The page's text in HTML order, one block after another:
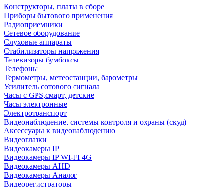
Конструкторы, платы в сборе
Приборы бытового применения
Радиоприемники
Сетевое оборудование
Слуховые аппараты
Стабилизаторы напряжения
Телевизоры.бумбоксы
Телефоны
Термометры, метеостанции, барометры
Усилитель сотового сигнала
Часы с GPS,смарт, детские
Часы электронные
Электротранспорт
Видеонаблюдение, системы контроля и охраны (скуд)
Аксессуары к видеонаблюдению
Видеоглазки
Видеокамеры IP
Видеокамеры IP WI-FI 4G
Видеокамеры AHD
Видеокамеры Аналог
Видеорегистраторы